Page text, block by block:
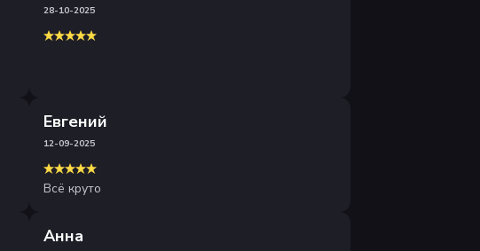
28-10-2025
Евгений
12-09-2025
Всё круто
Анна